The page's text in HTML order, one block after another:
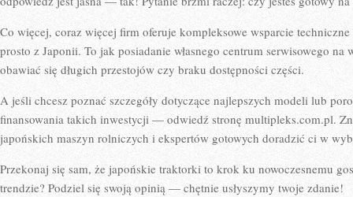
Co więcej, coraz więcej firm oferuje kompleksowe wsparcie
prosto z Japonii. To jak posiadanie własnego centrum serwisowego
obawiać się długich przestojów czy braku dostępności części.
A jeśli chcesz poznać szczegóły dotyczące najlepszych modeli lub
finansowania takich inwestycji — odwiedź stronę multipleks.com.pl.
japońskich maszyn rolniczych i ekspertów gotowych doradzić ci w
Przekonaj się sam, że japońskie traktorki to krok ku nowoczesnemu
trendzie? Podziel się swoją opinią — chętnie usłyszymy twoje zdanie!